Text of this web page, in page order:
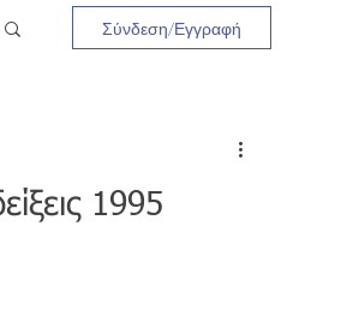
Σύνδεση/Εγγραφή
1995